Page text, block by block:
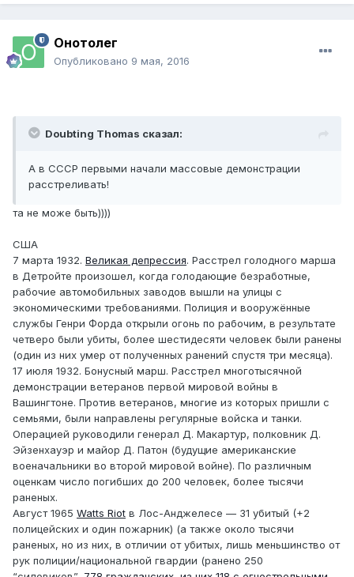
Онотолег
Опубликовано 9 мая, 2016
Doubting Thomas сказал:
А в СССР первыми начали массовые демонстрации
расстреливать!
та не може быть))))
США
7 марта 1932. Великая депрессия. Расстрел голодного марша
в Детройте произошел, когда голодающие безработные,
рабочие автомобильных заводов вышли на улицы с
экономическими требованиями. Полиция и вооружённые
службы Генри Форда открыли огонь по рабочим, в результате
четверо были убиты, более шестидесяти человек были ранены
(один из них умер от полученных ранений спустя три месяца).
17 июля 1932. Бонусный марш. Расстрел многотысячной
демонстрации ветеранов первой мировой войны в
Вашингтоне. Против ветеранов, многие из которых пришли с
семьями, были направлены регулярные войска и танки.
Операцией руководили генерал Д. Макартур, полковник Д.
Эйзенхауэр и майор Д. Патон (будущие американские
военачальники во второй мировой войне). По различным
оценкам число погибших до 200 человек, более тысячи
раненых.
Август 1965 Watts Riot в Лос-Анджелесе — 31 убитый (+2
полицейских и один пожарник) (а также около тысячи
раненых, но из них, в отличии от убитых, лишь меньшинство от
рук полиции/национальной гвардии (ранено 250